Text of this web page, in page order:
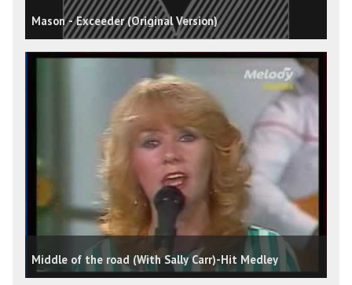
Mason - Exceeder (Original Version)
Middle of the road (With Sally Carr)-Hit Medley